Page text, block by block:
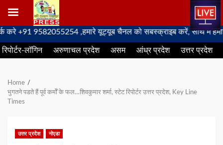
Skip
to
content
9582055254 ,हमारे यूट्यूब चैनल को सबस्क्राइब करें, साथ मे हमारे
रिपोर्टर-लॉगिन अरुणाचल प्रदेश असम आंध्र प्रदेश उत्तर प्रदेश
Home
भुगतने पडते हैं पूर्व कर्मोँ के फल…शिवकुमार शर्मा, स्टेट रिपोर्टर उत्तर प्रदेश, Key Line
Times
उत्तर प्रदेश नोएडा